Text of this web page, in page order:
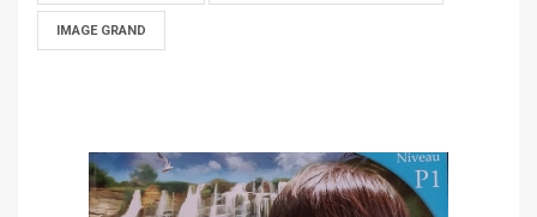
IMAGE GRAND